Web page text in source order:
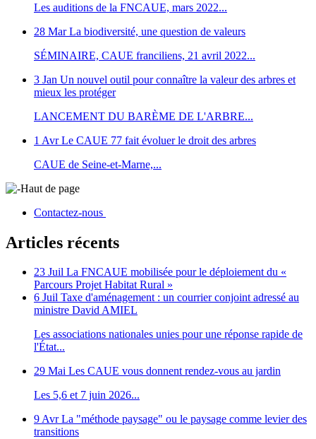
Les auditions de la FNCAUE, mars 2022...
28 Mar La biodiversité, une question de valeurs
SÉMINAIRE, CAUE franciliens, 21 avril 2022...
3 Jan Un nouvel outil pour connaître la valeur des arbres et
mieux les protéger
LANCEMENT DU BARÈME DE L'ARBRE...
1 Avr Le CAUE 77 fait évoluer le droit des arbres
CAUE de Seine-et-Marne,...
Haut de page
Contactez-nous
Articles récents
23 Juil La FNCAUE mobilisée pour le déploiement du «
Parcours Projet Habitat Rural »
6 Juil Taxe d'aménagement : un courrier conjoint adressé au
ministre David AMIEL
Les associations nationales unies pour une réponse rapide de
l'État...
29 Mai Les CAUE vous donnent rendez-vous au jardin
Les 5,6 et 7 juin 2026...
9 Avr La "méthode paysage" ou le paysage comme levier des
transitions